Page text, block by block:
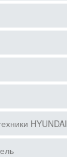
HYUNDAI